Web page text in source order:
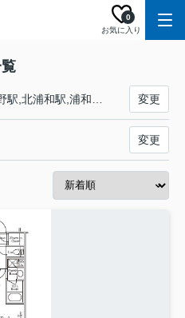
お気に入り
0
変更
変更